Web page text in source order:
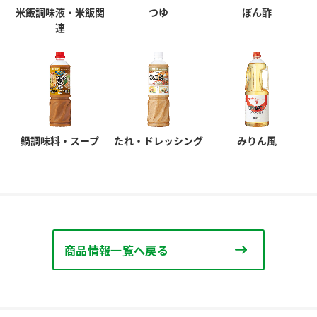
米飯調味液・米飯関
連
つゆ ぽん酢
鍋調味料・スープ たれ・ドレッシング みりん風
商品情報一覧へ戻る